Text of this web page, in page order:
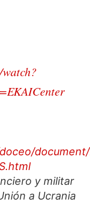
y militar
a Ucrania